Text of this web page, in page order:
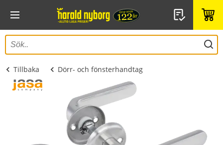
Tillbaka Dörr- och fönsterhandtag